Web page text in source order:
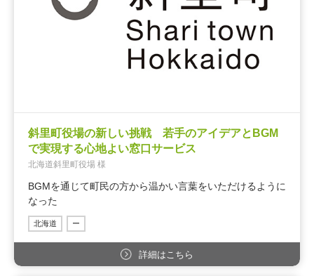
斜里町役場の新しい挑戦 若手のアイデアとBGM
で実現する心地よい窓口サービス
北海道斜里町役場 様
BGMを通じて町民の方から温かい言葉をいただけるように
なった
北海道 ー
詳細はこちら